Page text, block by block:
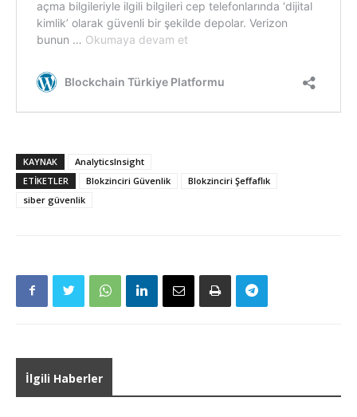
KAYNAK
AnalyticsInsight
ETIKETLER
Blokzinciri Güvenlik
Blokzinciri Şeffaflık
siber güvenlik
İlgili Haberler